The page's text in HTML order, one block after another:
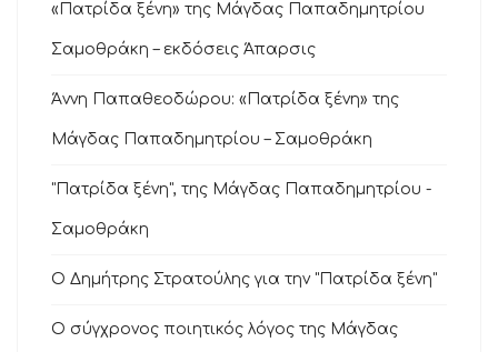
«Πατρίδα ξένη» της Μάγδας Παπαδημητρίου
Σαμοθράκη – εκδόσεις Άπαρσις
Άννη Παπαθεοδώρου: «Πατρίδα ξένη» της
Μάγδας Παπαδημητρίου – Σαμοθράκη
"Πατρίδα ξένη", της Μάγδας Παπαδημητρίου -
Σαμοθράκη
Ο Δημήτρης Στρατούλης για την "Πατρίδα ξένη"
Ο σύγχρονος ποιητικός λόγος της Μάγδας